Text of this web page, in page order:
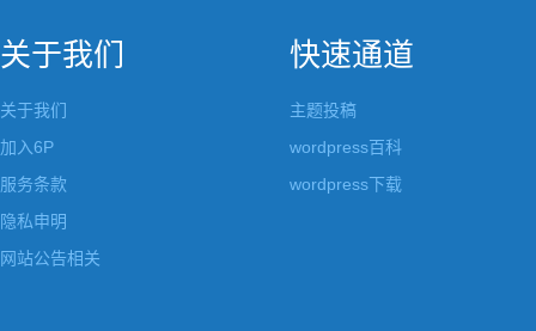
关于我们
关于我们
加入6P
服务条款
隐私申明
网站公告相关
快速通道
主题投稿
wordpress百科
wordpress下载